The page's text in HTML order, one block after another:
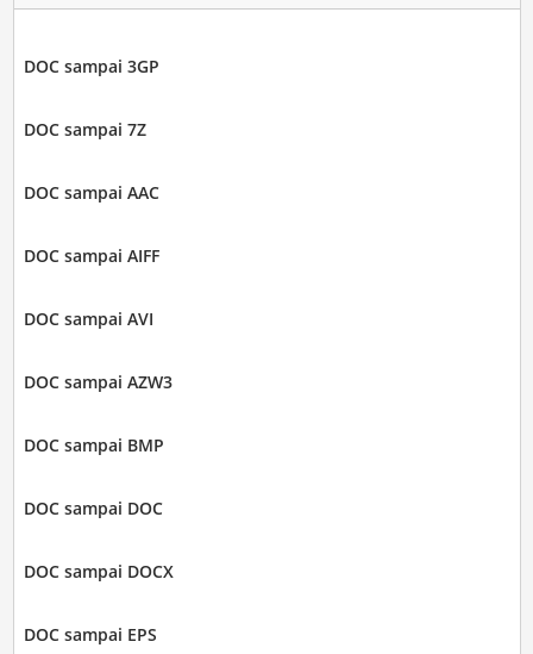
DOC sampai 3GP
DOC sampai 7Z
DOC sampai AAC
DOC sampai AIFF
DOC sampai AVI
DOC sampai AZW3
DOC sampai BMP
DOC sampai DOC
DOC sampai DOCX
DOC sampai EPS